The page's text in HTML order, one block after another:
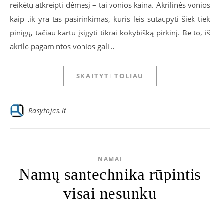
reikėtų atkreipti dėmesį – tai vonios kaina. Akrilinės vonios
kaip tik yra tas pasirinkimas, kuris leis sutaupyti šiek tiek
pinigų, tačiau kartu įsigyti tikrai kokybišką pirkinį. Be to, iš
akrilo pagamintos vonios gali…
SKAITYTI TOLIAU
Rasytojas.lt
NAMAI
Namų santechnika rūpintis
visai nesunku